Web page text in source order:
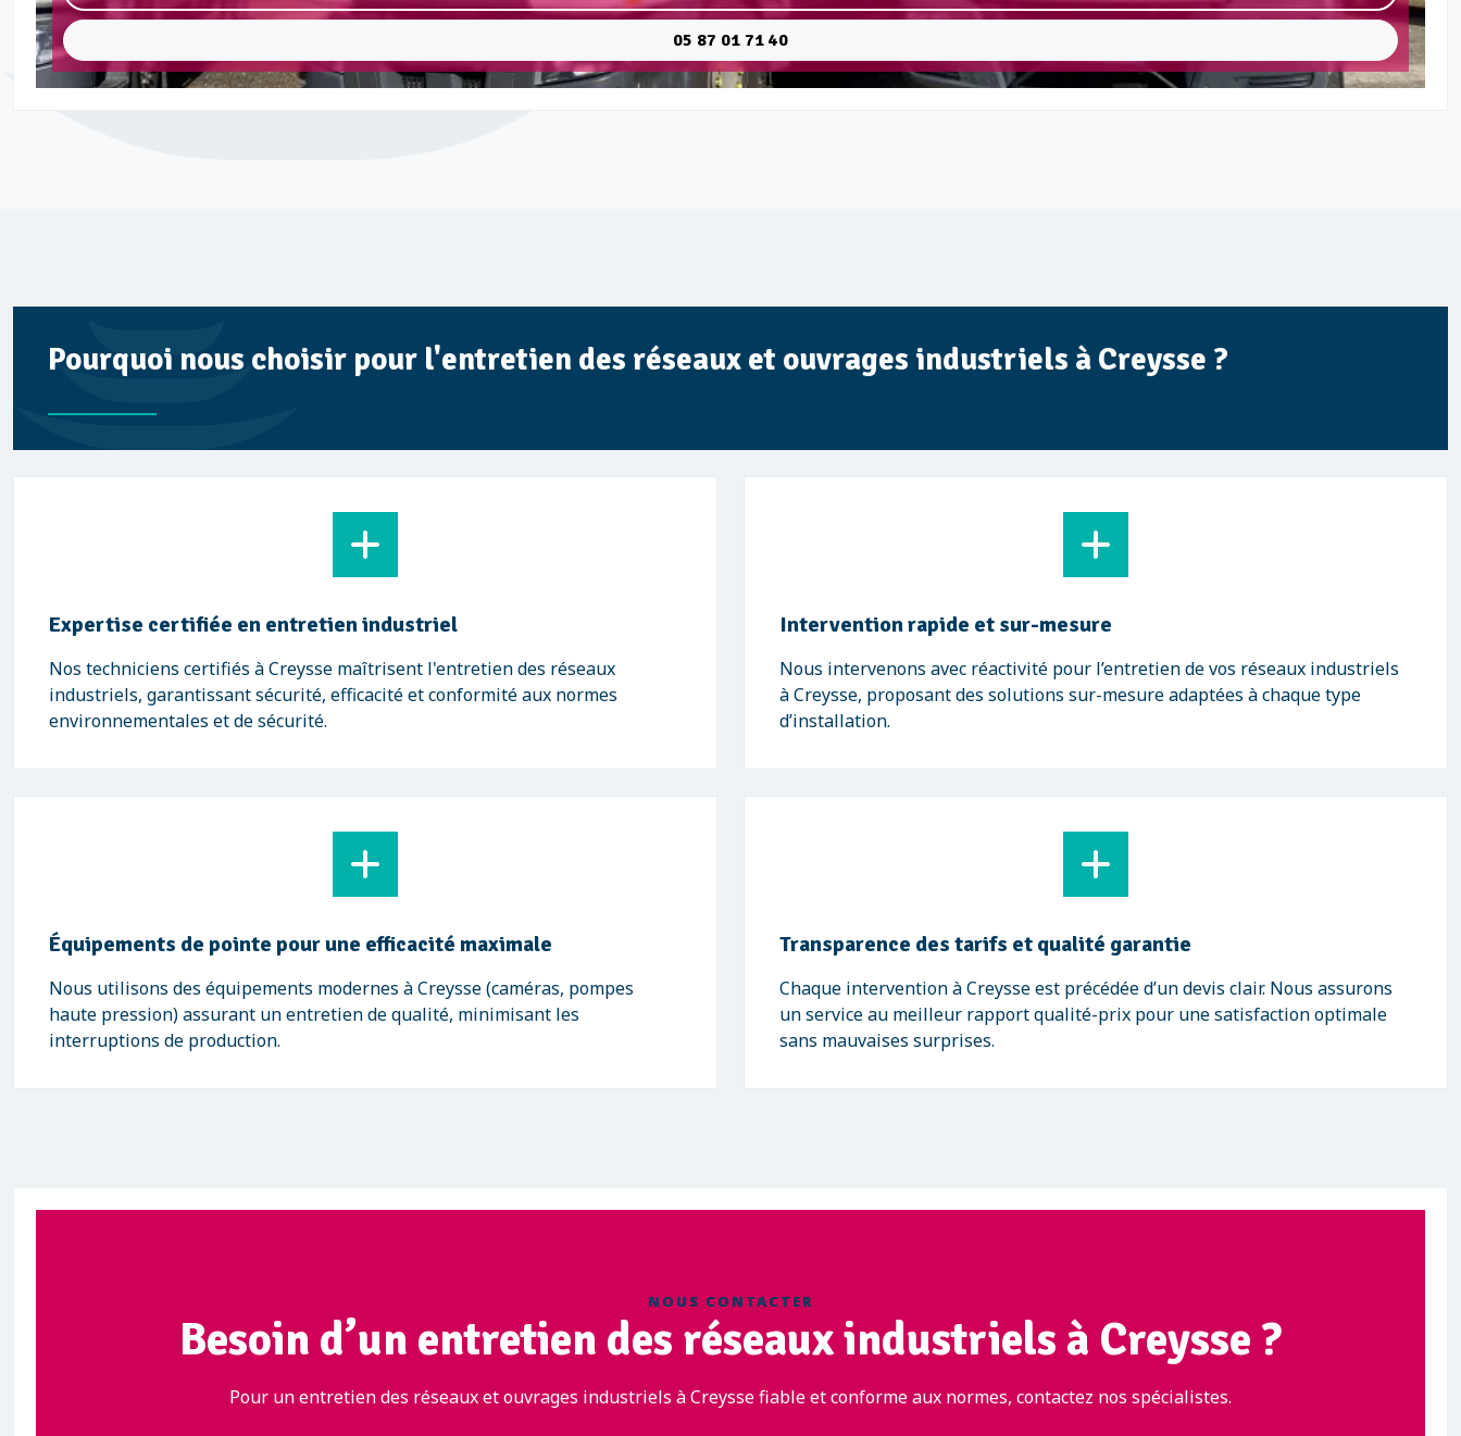
05 87 01 71 40
Pourquoi nous choisir pour l'entretien des réseaux et ouvrages industriels à Creysse ?
Expertise certifiée en entretien industriel
Nos techniciens certifiés à Creysse maîtrisent l'entretien des réseaux
industriels, garantissant sécurité, efficacité et conformité aux normes
environnementales et de sécurité.
Intervention rapide et sur-mesure
Nous intervenons avec réactivité pour l’entretien de vos réseaux industriels
à Creysse, proposant des solutions sur-mesure adaptées à chaque type
d’installation.
Équipements de pointe pour une efficacité maximale
Nous utilisons des équipements modernes à Creysse (caméras, pompes
haute pression) assurant un entretien de qualité, minimisant les
interruptions de production.
Transparence des tarifs et qualité garantie
Chaque intervention à Creysse est précédée d’un devis clair. Nous assurons
un service au meilleur rapport qualité-prix pour une satisfaction optimale
sans mauvaises surprises.
NOUS CONTACTER
Besoin d’un entretien des réseaux industriels à Creysse ?
Pour un entretien des réseaux et ouvrages industriels à Creysse fiable et conforme aux normes, contactez nos spécialistes.